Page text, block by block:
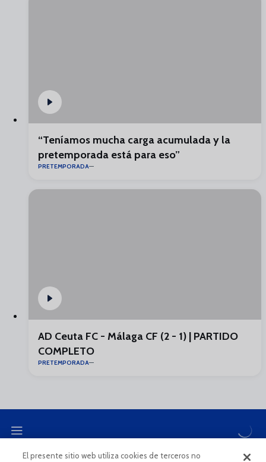
“Teníamos mucha carga acumulada y la
pretemporada está para eso”
PRETEMPORADA
AD Ceuta FC - Málaga CF (2 - 1) | PARTIDO
COMPLETO
PRETEMPORADA
El presente sitio web utiliza cookies de terceros no